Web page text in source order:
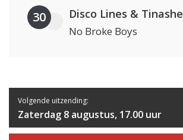
30 Disco Lines & Tinashe
No Broke Boys
Volgende uitzending:
Zaterdag 8 augustus, 17.00 uur